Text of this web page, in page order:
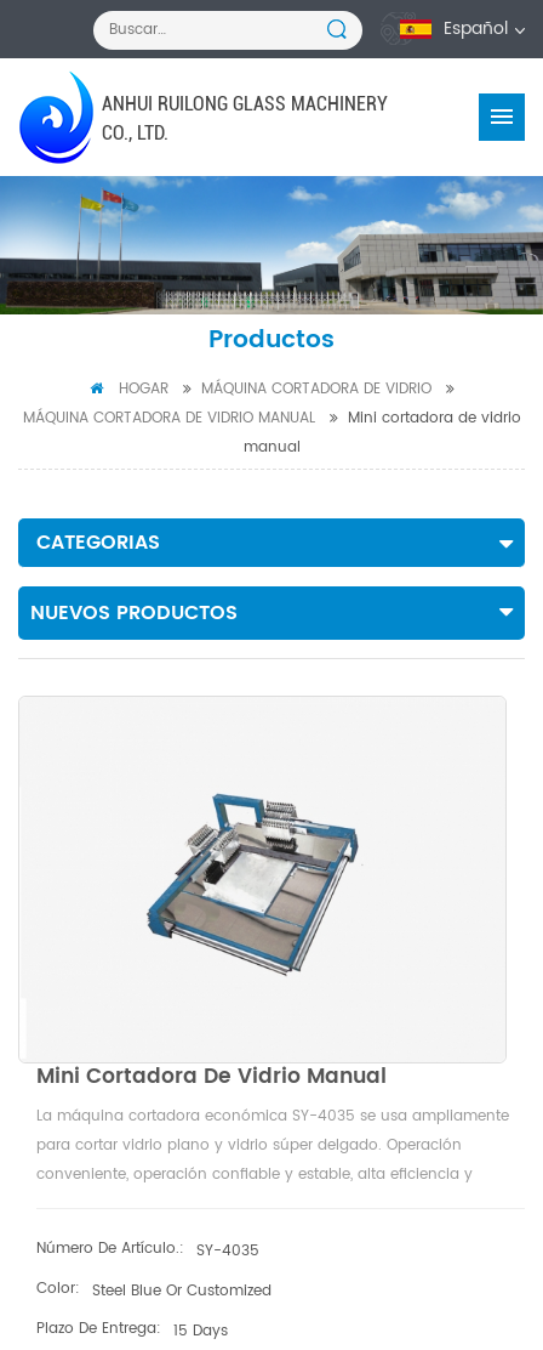
Español
ANHUI RUILONG GLASS MACHINERY
CO., LTD.
Productos
HOGAR
MÁQUINA CORTADORA DE VIDRIO
MÁQUINA CORTADORA DE VIDRIO MANUAL
Mini cortadora de vidrio
manual
CATEGORIAS
NUEVOS PRODUCTOS
Mini Cortadora De Vidrio Manual
La máquina cortadora económica SY-4035 se usa ampliamente
para cortar vidrio plano y vidrio súper delgado. Operación
conveniente, operación confiable y estable, alta eficiencia y
Número De Artículo.: SY-4035
Color: Steel Blue Or Customized
Plazo De Entrega: 15 Days